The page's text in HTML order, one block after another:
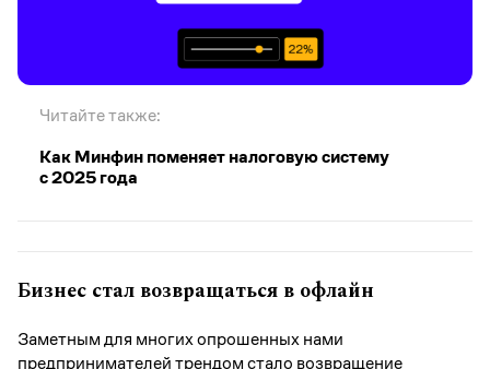
Читайте также:
Как Минфин поменяет налоговую систему
с 2025 года
Бизнес стал возвращаться в офлайн
Заметным для многих опрошенных нами
предпринимателей трендом стало возвращение